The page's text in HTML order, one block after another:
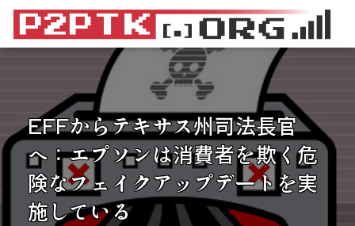
EFFからテキサス州司法長官
へ：エプソンは消費者を欺く危
険なフェイクアップデートを実
施している